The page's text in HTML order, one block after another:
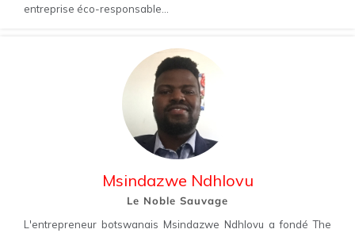
entreprise éco-responsable...
Msindazwe Ndhlovu
Le Noble Sauvage
L'entrepreneur botswanais Msindazwe Ndhlovu a fondé The